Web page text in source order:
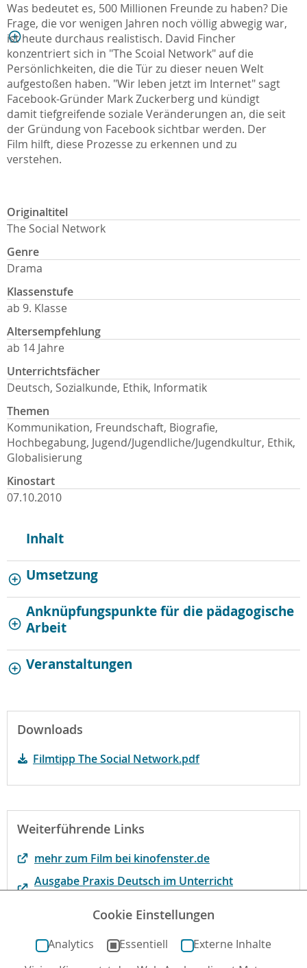
Was bedeutet es, 500 Millionen Freunde zu haben? Die
Frage, die vor wenigen Jahren noch völlig abwegig war,
ist heute durchaus realistisch. David Fincher
konzentriert sich in "The Scoial Network" auf die
Persönlichkeiten, die die Tür zu dieser neuen Welt
aufgestoßen haben. "Wir leben jetzt im Internet" sagt
Facebook-Gründer Mark Zuckerberg und kündigt
damit tiefgreifende soziale Veränderungen an, die seit
der Gründung von Facebook sichtbar werden. Der
Film hilft, diese Prozesse zu erkennen und zu
verstehen.
Originaltitel
The Social Network
Genre
Drama
Klassenstufe
ab 9. Klasse
Altersempfehlung
ab 14 Jahre
Unterrichtsfächer
Deutsch, Sozialkunde, Ethik, Informatik
Themen
Kommunikation, Freundschaft, Biografie,
Hochbegabung, Jugend/Jugendliche/Jugendkultur, Ethik,
Globalisierung
Kinostart
07.10.2010
Inhalt
Umsetzung
Anknüpfungspunkte für die pädagogische
Arbeit
Veranstaltungen
Downloads
Filmtipp The Social Network.pdf
Weiterführende Links
mehr zum Film bei kinofenster.de
Ausgabe Praxis Deutsch im Unterricht
Päd. Begleitmaterial film abc
Cookie Einstellungen
Analytics Essentiell
Externe Inhalte